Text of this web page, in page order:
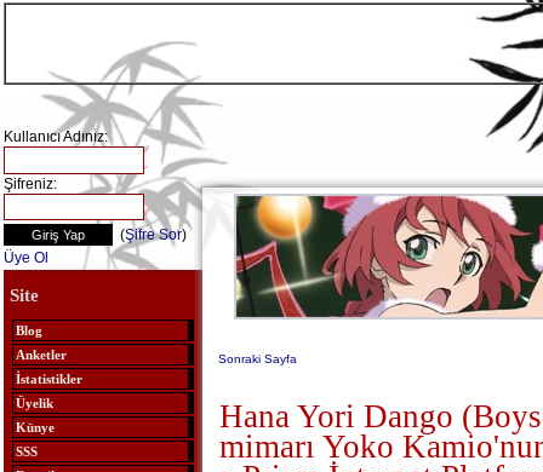
Kullanıcı Adınız:
Şifreniz:
(Şifre Sor)
Üye Ol
Site
Blog
Anketler
İstatistikler
Üyelik
Künye
SSS
Sonraki Sayfa
Hana Yori Dango
mimarı Yoko